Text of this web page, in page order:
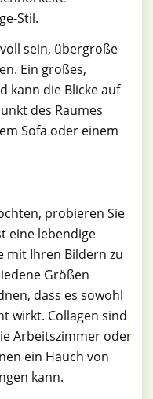
Stil.
sein, übergroße
Ein großes,
kann die Blicke auf
des Raumes
Sofa oder einem
probieren Sie
eine lebendige
mit Ihren Bildern zu
Größen
dass es sowohl
wirkt. Collagen sind
Arbeitszimmer oder
ein Hauch von
kann.